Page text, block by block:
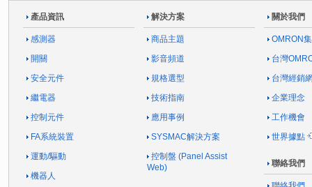
產品資訊
感測器
開關
安全元件
繼電器
控制元件
FA系統裝置
運動/驅動
機器人
解決方案
商品主題
影音頻道
規格選型
技術指南
應用事例
SYSMAC解決方案
控制盤 (Panel Assist
Web)
關於我們
OMRON
台灣
台灣經銷
企業理念
工作機會
世界據點
聯絡我們